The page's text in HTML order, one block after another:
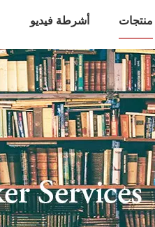
منتجات أشرطة فيديو